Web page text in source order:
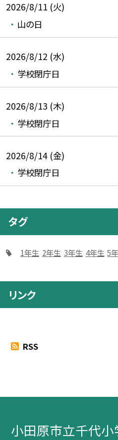
2026/8/11 (火)
山の日
2026/8/12 (水)
学校閉庁日
2026/8/13 (木)
学校閉庁日
2026/8/14 (金)
学校閉庁日
タグ
1年生 2年生 3年生 4年生 5
リンク
RSS
小田原市立千代小